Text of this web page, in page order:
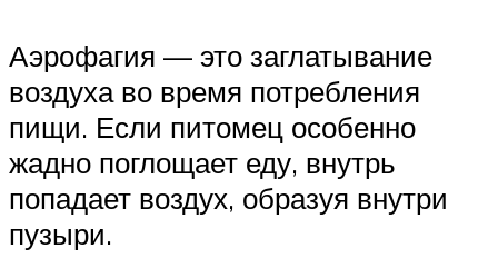
Аэрофагия — это заглатывание
воздуха во время потребления
пищи. Если питомец особенно
жадно поглощает еду, внутрь
попадает воздух, образуя внутри
пузыри.